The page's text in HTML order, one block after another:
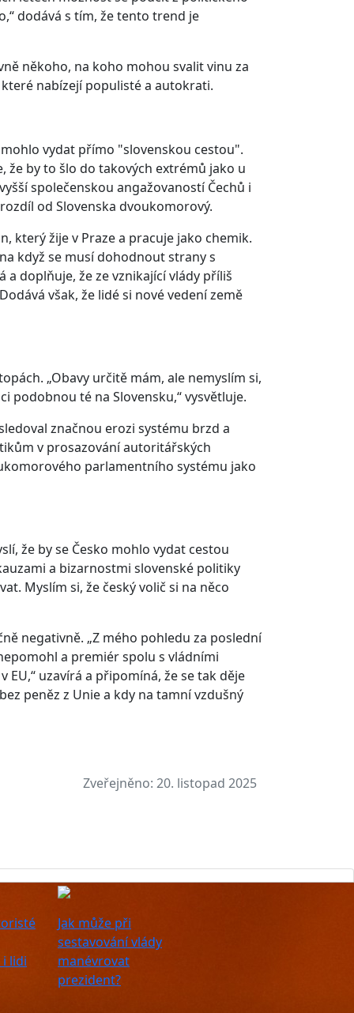
dodává s tím, že tento trend je
někoho, na koho mohou svalit vinu za
nabízejí populisté a autokrati.
vydat přímo "slovenskou cestou".
že by to šlo do takových extrémů jako u
společenskou angažovaností Čechů i
od Slovenska dvoukomorový.
který žije v Praze a pracuje jako chemik.
když se musí dohodnout strany s
doplňuje, že ze vznikající vlády příliš
však, že lidé si nové vedení země
„Obavy určitě mám, ale nemyslím si,
podobnou té na Slovensku,“ vysvětluje.
značnou erozi systému brzd a
v prosazování autoritářských
parlamentního systému jako
že by se Česko mohlo vydat cestou
a bizarnostmi slovenské politiky
Myslím si, že český volič si na něco
negativně. „Z mého pohledu za poslední
a premiér spolu s vládními
uzavírá a připomíná, že se tak děje
peněz z Unie a kdy na tamní vzdušný
Zveřejněno: 20. listopad 2025
lidi
Jak může při
sestavování vlády
manévrovat
prezident?